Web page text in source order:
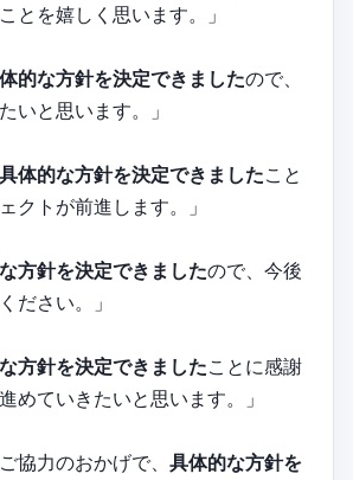
とを嬉しく思います。」
的な方針を決定できましたので、
いと思います。」
具体的な方針を決定できましたこと
クトが前進します。」
方針を決定できましたので、今後
ださい。」
方針を決定できましたことに感謝
めていきたいと思います。」
協力のおかげで、 具体的な方針を